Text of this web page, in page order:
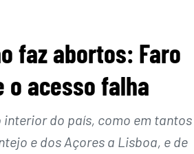
faz abortos: Faro
acesso falha
interior do país, como em tantos
e dos Açores a Lisboa, e de